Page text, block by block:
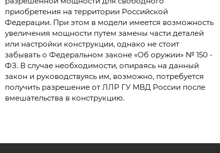
приобретения на территории Российской
Федерации. При этом в модели имеется возможность
увеличения мощности путем замены части деталей
или настройки конструкции, однако не стоит
забывать о Федеральном законе «Об оружии» № 150 -
ФЗ. В случае необходимости, опираясь на данный
закон и руководствуясь им, возможно, потребуется
получить разрешение от ЛЛР ГУ МВД России после
вмешательства в конструкцию.